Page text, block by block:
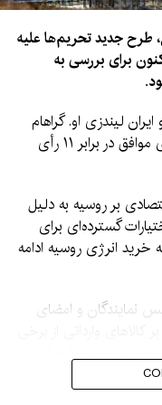
طرح جدید تحریم‌ها علیه
برای بررسی به
لیندزی او. گراهام
۲۰۲۶» نام‌گذاری شده، روز جمعه با ۸۶ رأی موافق در برابر ۱۱ رأی
بر روسیه به دلیل
گسترده‌ای برای
خرید انرژی روسیه ادامه
و امضای